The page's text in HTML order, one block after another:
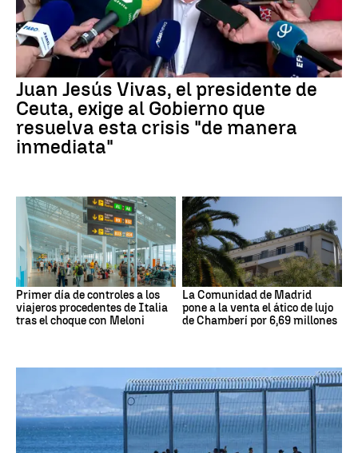
Juan Jesús Vivas, el presidente de
Ceuta, exige al Gobierno que
resuelva esta crisis "de manera
inmediata"
Primer día de controles a los
viajeros procedentes de Italia
tras el choque con Meloni
La Comunidad de Madrid
pone a la venta el ático de lujo
de Chamberí por 6,69 millones